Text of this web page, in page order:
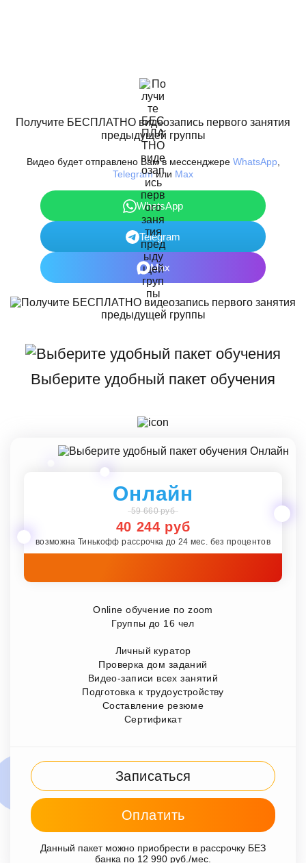
Получите БЕСПЛАТНО видеозапись первого занятия
предыдущей группы
Видео будет отправлено Вам в мессенджере WhatsApp,
Telegramили Max
WhatsApp
Telegram
Max
Выберите удобный пакет обучения
Онлайн
59 660 руб
40 244 руб
возможна Тинькофф рассрочка до 24 мес. без процентов
Online обучение по zoom
Группы до 16 чел
Личный куратор
Проверка дом заданий
Видео-записи всех занятий
Подготовка к трудоустройству
Составление резюме
Сертификат
Записаться
Оплатить
Данный пакет можно приобрести в рассрочку БЕЗ
банка по 12 990 руб./мес.